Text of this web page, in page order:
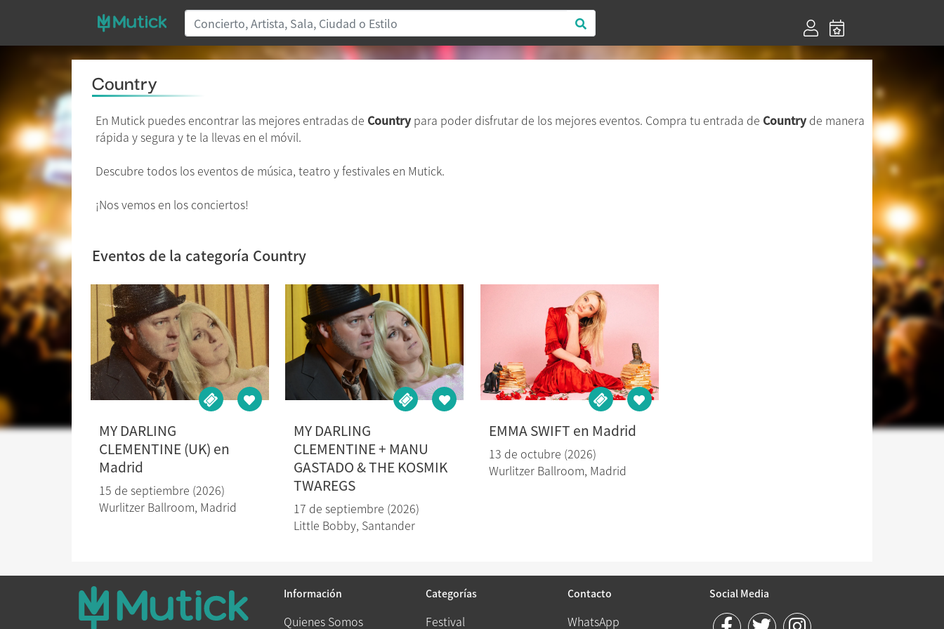
Country
En Mutick puedes encontrar las mejores entradas de Country para poder disfrutar de los mejores eventos. Compra tu entrada de Country de manera
rápida y segura y te la llevas en el móvil.
Descubre todos los eventos de música, teatro y festivales en Mutick.
¡Nos vemos en los conciertos!
Eventos de la categoría Country
MY DARLING
CLEMENTINE (UK) en
Madrid
15 de septiembre (2026)
Wurlitzer Ballroom, Madrid
MY DARLING
CLEMENTINE + MANU
GASTADO & THE KOSMIK
TWAREGS
17 de septiembre (2026)
Little Bobby, Santander
EMMA SWIFT en Madrid
13 de octubre (2026)
Wurlitzer Ballroom, Madrid
Información
Quienes Somos
Categorías
Festival
Contacto
WhatsApp
Social Media